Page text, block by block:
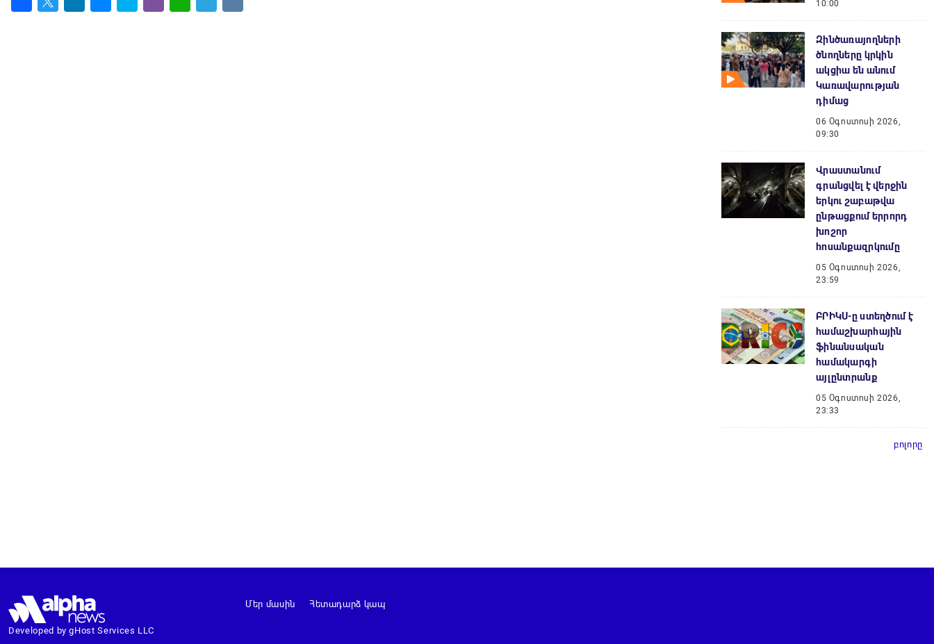
10:00
Զինծառայողների
ծնողները կրկին
ակցիա են անում
Կառավարության
դիմաց
06 Օգոստոսի 2026,
09:30
Վրաստանում
գրանցվել է վերջին
երկու շաբաթվա
ընթացքում երրորդ
խոշոր
հոսանքազրկումը
05 Օգոստոսի 2026,
23:59
ԲՐԻԿՍ-ը ստեղծում է
համաշխարհային
ֆինանսական
համակարգի
այլընտրանք
05 Օգոստոսի 2026,
23:33
բոլորը
Developed by gHost Services LLC
Մեր մասին Հետադարձ կապ